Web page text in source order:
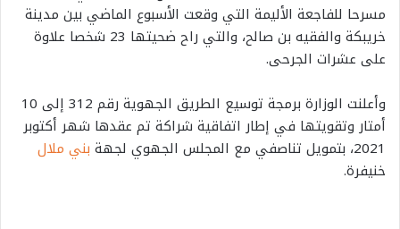
مسرحا للفاجعة الأليمة التي وقعت الأسبوع الماضي بين مدينة
خريبكة والفقيه بن صالح، والتي راح ضحيتها 23 شخصا علاوة
على عشرات الجرحى.
وأعلنت الوزارة برمجة توسيع الطريق الجهوية رقم 312 إلى 10
أمتار وتقويتها في إطار اتفاقية شراكة تم عقدها شهر أكتوبر
2021، بتمويل تناصفي مع المجلس الجهوي لجهة
بني ملال
خنيفرة.